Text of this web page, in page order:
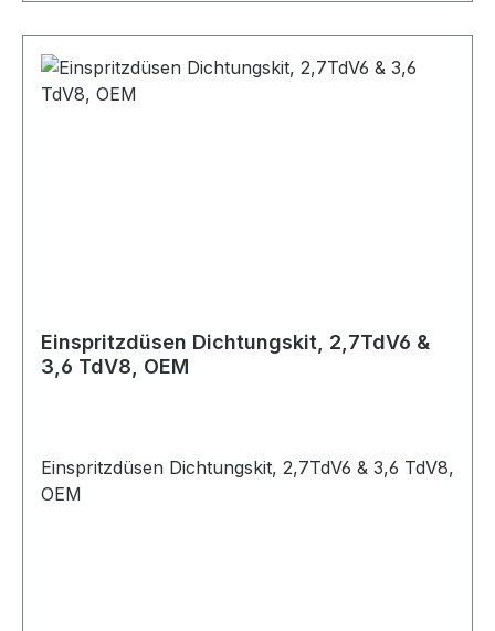
Einspritzdüsen Dichtungskit, 2,7TdV6 &
3,6 TdV8, OEM
Einspritzdüsen Dichtungskit, 2,7TdV6 & 3,6 TdV8,
OEM